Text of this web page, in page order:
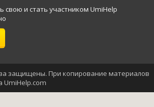
и стать участником UmiHelp
защищены. При копирование материалов
UmiHelp.com